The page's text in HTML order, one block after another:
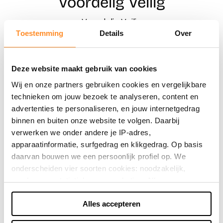
Toestemming Details Over
Deze website maakt gebruik van cookies
Wij en onze partners gebruiken cookies en vergelijkbare
technieken om jouw bezoek te analyseren, content en
advertenties te personaliseren, en jouw internetgedrag
binnen en buiten onze website te volgen. Daarbij
verwerken we onder andere je IP-adres,
apparaatinformatie, surfgedrag en klikgedrag. Op basis
daarvan bouwen we een persoonlijk profiel op. We
onderscheiden vier soorten cookies: noodzakelijk,
voorkeuren, statistieken en marketing. Alleen
noodzakelijke cookies plaatsen we zonder toestemming.
Je kunt alle cookies accepteren, weigeren, of zelf kiezen
via "Voorkeuren beheren". Je keuze kun je op elk
Alles accepteren
Voordelig Veilig
Naar winkels
Achteraf betalen doe je veilig en